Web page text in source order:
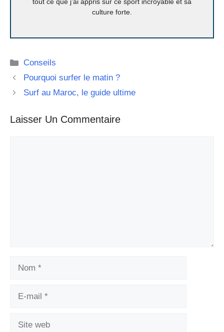
tout ce que j’ai appris sur ce sport incroyable et sa
culture forte.
Catégories
Conseils
Pourquoi surfer le matin ?
Surf au Maroc, le guide ultime
Laisser Un Commentaire
Nom
Site